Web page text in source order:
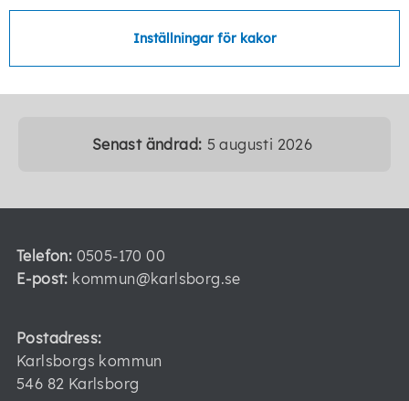
Senast ändrad: 5 augusti 2026
Telefon: 0505-170 00
E-post: kommun@karlsborg.se
Postadress:
Karlsborgs kommun
546 82 Karlsborg
Inställningar för kakor